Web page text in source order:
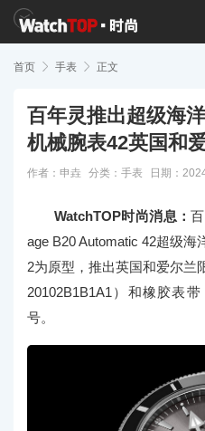
首页  手表  正文
百年灵推出超级海
机械腕表42英国和
作者：申垚 分类： 手表 日期：
WatchTOP时尚消息：
age B20 Automatic 42超级
2为原型，推出英国和爱尔兰
20102B1B1A1）和橡胶表
号。